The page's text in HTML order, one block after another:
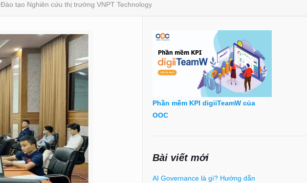
Đào tạo Nghiên cứu thị trường VNPT Technology
Phần mềm KPI digiiTeamW của
OOC
Bài viết mới
AI Governance là gì? Hướng dẫn